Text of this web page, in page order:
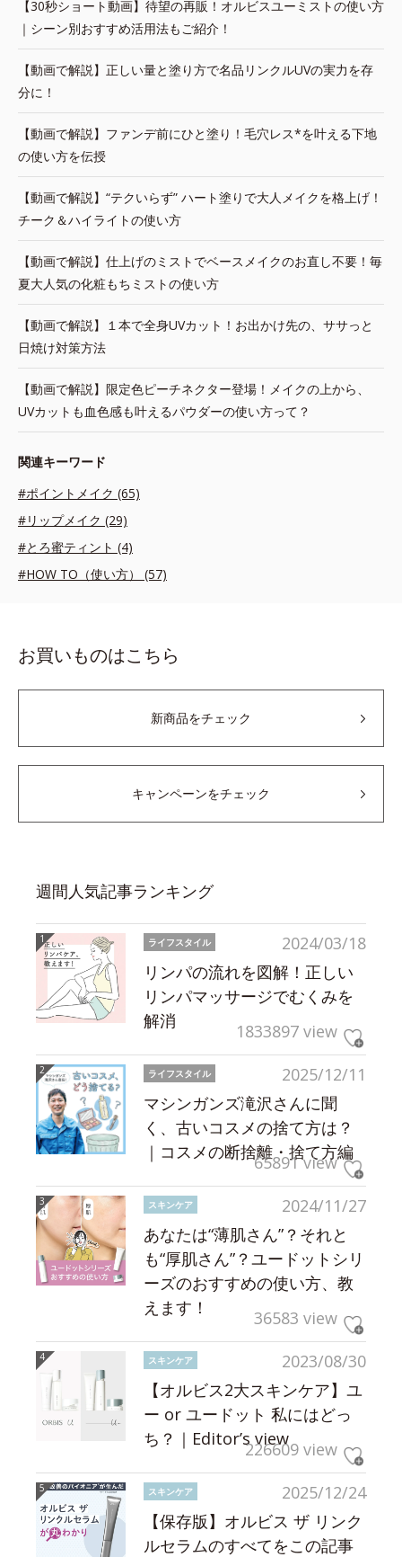
【30秒ショート動画】待望の再販！オルビスユーミストの使い方
｜シーン別おすすめ活用法もご紹介！
【動画で解説】正しい量と塗り方で名品リンクルUVの実力を存
分に！
【動画で解説】ファンデ前にひと塗り！毛穴レス*を叶える下地
の使い方を伝授
【動画で解説】“テクいらず” ハート塗りで大人メイクを格上げ！
チーク＆ハイライトの使い方
【動画で解説】仕上げのミストでベースメイクのお直し不要！毎
夏大人気の化粧もちミストの使い方
【動画で解説】１本で全身UVカット！お出かけ先の、ササっと
日焼け対策方法
【動画で解説】限定色ピーチネクター登場！メイクの上から、
UVカットも血色感も叶えるパウダーの使い方って？
関連キーワード
#ポイントメイク (65)
#リップメイク (29)
#とろ蜜ティント (4)
#HOW TO（使い方） (57)
お買いものはこちら
新商品をチェック
キャンペーンをチェック
週間人気記事ランキング
2024/03/18
ライフスタイル
リンパの流れを図解！正しい
リンパマッサージでむくみを
解消
1833897 view
2025/12/11
ライフスタイル
マシンガンズ滝沢さんに聞
く、古いコスメの捨て方は？
｜コスメの断捨離・捨て方編
65891 view
2024/11/27
スキンケア
あなたは“薄肌さん”？それと
も“厚肌さん”？ユードットシリ
ーズのおすすめの使い方、教
えます！
36583 view
2023/08/30
スキンケア
【オルビス2大スキンケア】ユ
ー or ユードット 私にはどっ
ち？｜Editor’s view226609 view
2025/12/24
スキンケア
【保存版】オルビス ザ リンク
ルセラムのすべてをこの記事